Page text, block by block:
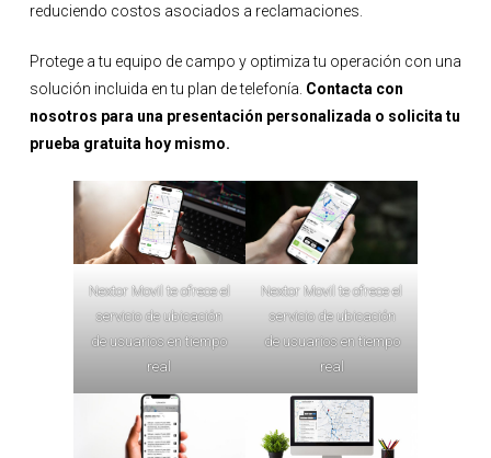
reduciendo costos asociados a reclamaciones.
Protege a tu equipo de campo y optimiza tu operación con una
solución incluida en tu plan de telefonía. Contacta con
nosotros para una presentación personalizada o solicita tu
prueba gratuita hoy mismo.
Nextor Movil te ofrece el
servicio de ubicación
de usuarios en tiempo
real
Nextor Movil te ofrece el
servicio de ubicación
de usuarios en tiempo
real